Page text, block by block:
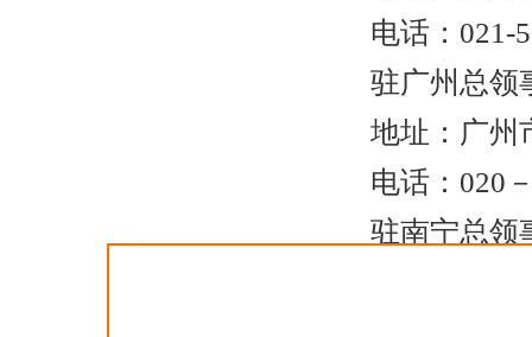
电话：021-
驻广州总领
地址：广州市
电话：020－
驻南宁总领